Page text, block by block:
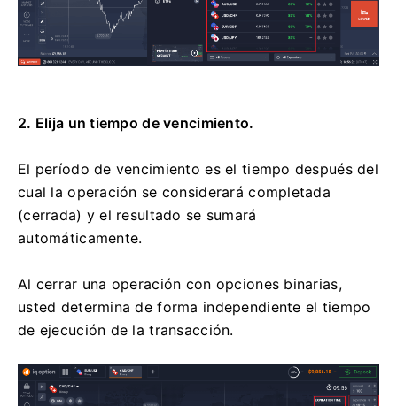
2. Elija un tiempo de vencimiento.
El período de vencimiento es el tiempo después del
cual la operación se considerará completada
(cerrada) y el resultado se sumará
automáticamente.
Al cerrar una operación con opciones binarias,
usted determina de forma independiente el tiempo
de ejecución de la transacción.